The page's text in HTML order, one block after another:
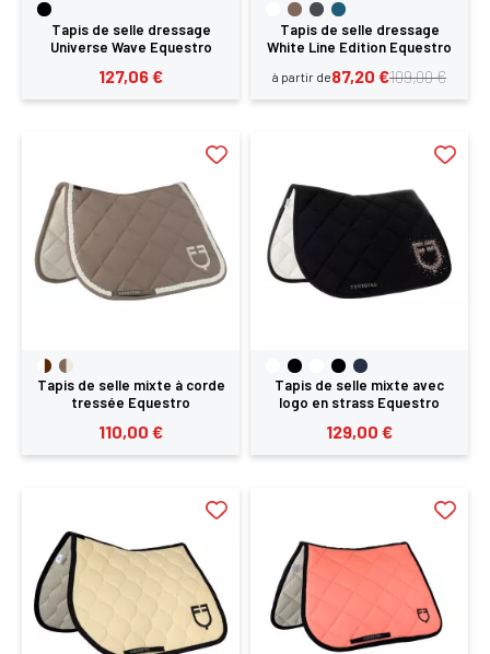
Tapis de selle dressage
Universe Wave Equestro
127,06 €
Tapis de selle dressage
White Line Edition Equestro
à partir de 109,00 €
87,20 €
Tapis de selle mixte à corde
tressée Equestro
110,00 €
Tapis de selle mixte avec
logo en strass Equestro
129,00 €